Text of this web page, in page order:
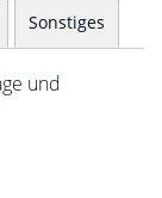
Sonstiges
und